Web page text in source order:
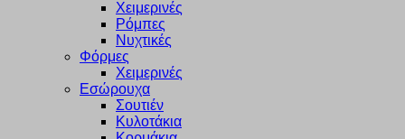
Χειμερινές
Ρόμπες
Νυχτικές
Φόρμες
Χειμερινές
Εσώρουχα
Σουτιέν
Κυλοτάκια